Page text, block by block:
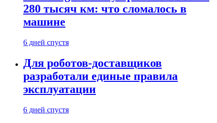
280 тысяч км: что сломалось в
машине
6 дней спустя
Для роботов-доставщиков
разработали единые правила
эксплуатации
6 дней спустя